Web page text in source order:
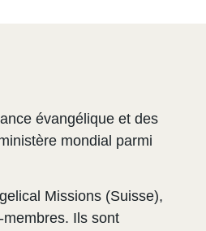
évangélique et des
mondial parmi
Missions (Suisse),
Ils sont